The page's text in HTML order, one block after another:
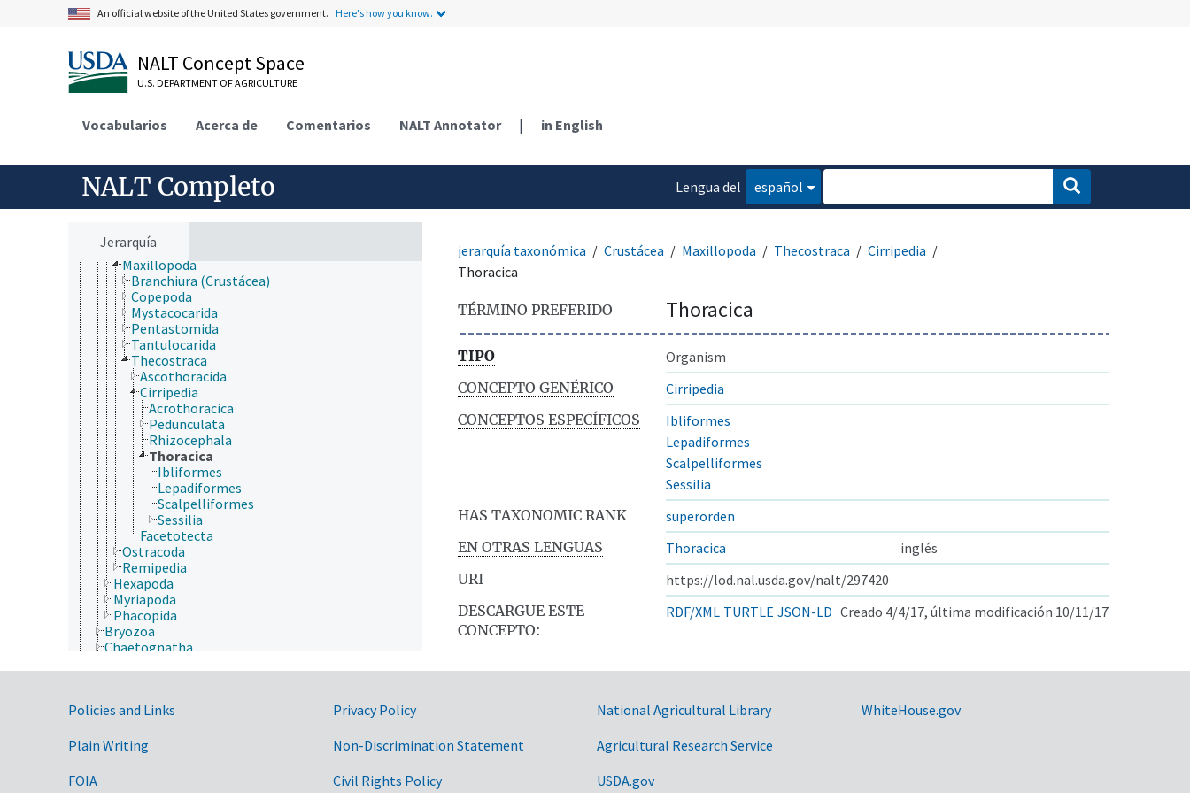
An official website of the United States government. Here's how you know.
NALT Concept Space
U.S. DEPARTMENT OF AGRICULTURE
Vocabularios Acerca de Comentarios NALT Annotator | in English
NALT Completo
Lengua del
español
Jerarquía
ámbitos de estudio
animales, ganado, Una Sola Salud
economía, comercio, derecho, negocios, industria
fincas, sistemas de producción agrícola
investigación, tecnología, métodos
Animalia
Arthropoda
Chelicerata
Crustácea
Branchiopoda
Malacostraca
Maxillopoda
Branchiura (Crustácea)
Copepoda
Mystacocarida
Pentastomida
Tantulocarida
Thecostraca
Ascothoracida
Cirripedia
Acrothoracica
Pedunculata
Rhizocephala
Thoracica
Ibliformes
Lepadiformes
Scalpelliformes
Sessilia
Facetotecta
Ostracoda
Remipedia
Hexapoda
Myriapoda
Phacopida
Bryozoa
Chaetognatha
Echinodermata
Nematoda
Nematomorpha
jerarquía taxonómica Crustácea Maxillopoda Thecostraca
Cirripedia
Thoracica
TÉRMINO PREFERIDO Thoracica
TIPO
Organism
CONCEPTO GENÉRICO
Cirripedia
CONCEPTOS ESPECÍFICOS
Ibliformes
Lepadiformes
Scalpelliformes
Sessilia
HAS TAXONOMIC RANK
superorden
EN OTRAS LENGUAS
Thoracica
inglés
URI
https://lod.nal.usda.gov/nalt/297420
DESCARGUE ESTE
CONCEPTO:
RDF/XML TURTLE JSON-LD Creado 4/4/17, última modificación 10/11/17
Government Links
Policies and Links
Plain Writing
FOIA
Privacy Policy
Non-Discrimination Statement
Civil Rights Policy
National Agricultural Library
Agricultural Research Service
USDA.gov
WhiteHouse.gov